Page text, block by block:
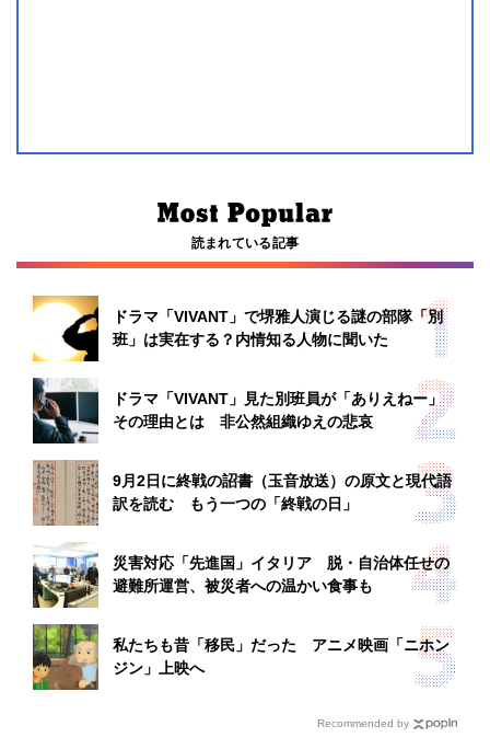
読まれている記事
ドラマ「VIVANT」で堺雅人演じる謎の部隊「別
班」は実在する？内情知る人物に聞いた
ドラマ「VIVANT」見た別班員が「ありえねー」
その理由とは 非公然組織ゆえの悲哀
9月2日に終戦の詔書（玉音放送）の原文と現代語
訳を読む もう一つの「終戦の日」
災害対応「先進国」イタリア 脱・自治体任せの
避難所運営、被災者への温かい食事も
私たちも昔「移民」だった アニメ映画「ニホン
ジン」上映へ
Recommended by